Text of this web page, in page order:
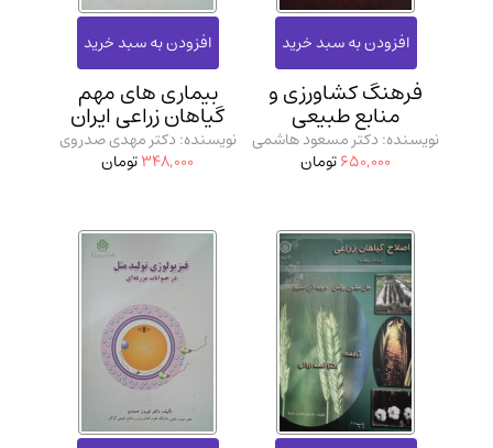
فرهنگ کشاورزی و
منابع طبیعی
نویسنده: دکتر مسعود هاشمی
650,000تومان
بیماری‌ های مهم
گیاهان زراعی ایران
نویسنده: دکتر مهدی صدروی
348,000تومان